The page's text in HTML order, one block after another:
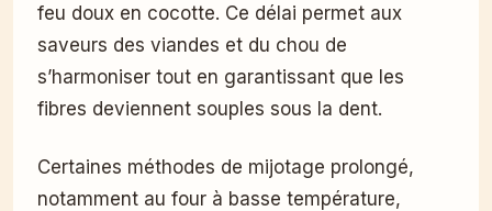
feu doux en cocotte. Ce délai permet aux
saveurs des viandes et du chou de
s’harmoniser tout en garantissant que les
fibres deviennent souples sous la dent.
Certaines méthodes de mijotage prolongé,
notamment au four à basse température,